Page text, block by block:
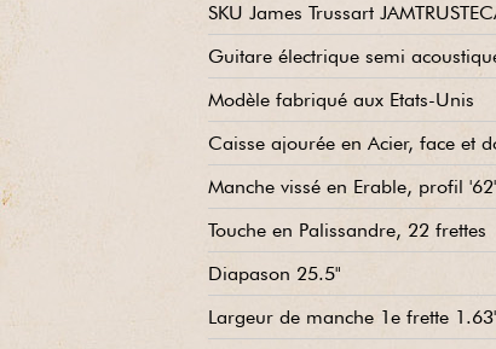
SKU James Trussart
Guitare électrique semi
Modèle fabriqué aux Etats-Unis
Caisse ajourée en Acier, face et
Manche vissé en Erable, profil '62'
Touche en Palissandre, 22 frettes
Diapason 25.5"
Largeur de manche 1e frette